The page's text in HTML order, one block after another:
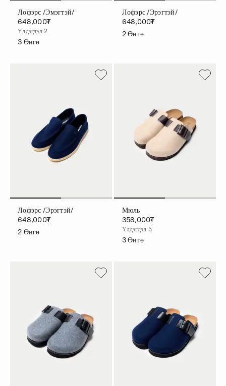
Лофэрс /эмэгтэй/
648,000₮
Үлдэгдэл 2
3 Өнгө
Лофэрс /эрэгтэй/
648,000₮
2Өнгө
Лофэрс /эрэгтэй/
648,000₮
2 Өнгө
Мюль
358,000₮
Үлдэгдэл 5
3Өнгө